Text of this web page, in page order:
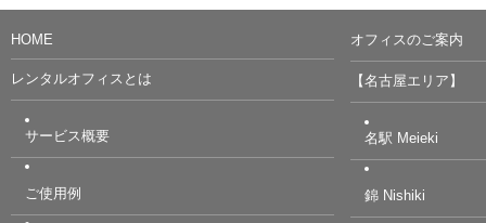
HOME
レンタルオフィスとは
サービス概要
ご使用例
オフィスのご案内
【名古屋エリア】
名駅 Meieki
錦 Nishiki